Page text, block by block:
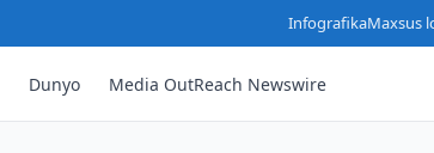
InfografikaMaxsus
Dunyo Media OutReach Newswire